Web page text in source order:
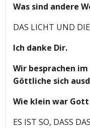
Was sind andere
DAS LICHT UND
Ich danke Dir.
Wir besprachen
Göttliche sich
Wie klein war
ES IST SO, DASS